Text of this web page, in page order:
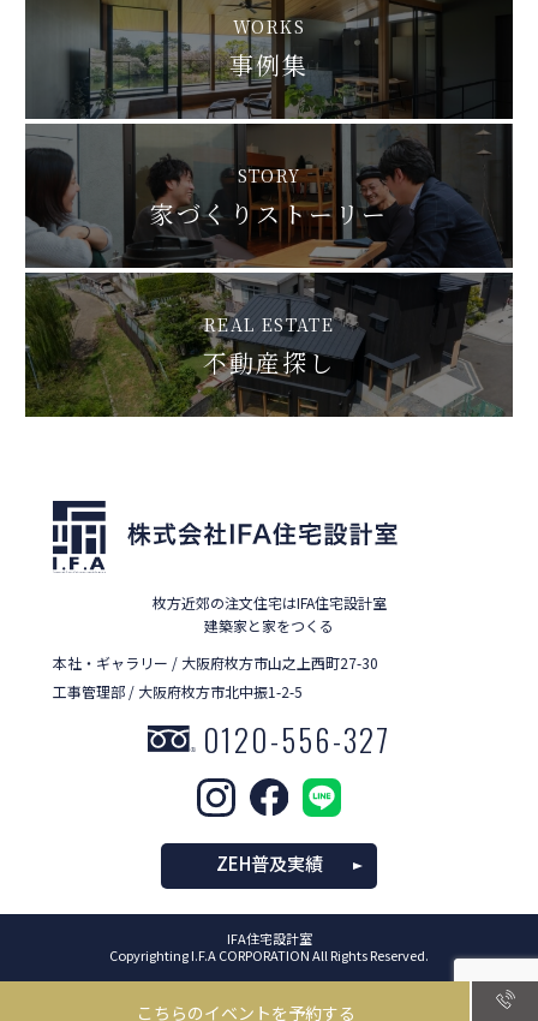
こちらのイベントを予約する
WORKS
事例集
STORY
家づくりストーリー
REAL ESTATE
不動産探し
枚方近郊の注文住宅はIFA住宅設計室
建築家と家をつくる
本社・ギャラリー / 大阪府枚方市山之上西町27-30
工事管理部 / 大阪府枚方市北中振1-2-5
0120-556-327
ZEH普及実績
IFA住宅設計室
Copyrighting I.F.A CORPORATION All Rights Reserved.